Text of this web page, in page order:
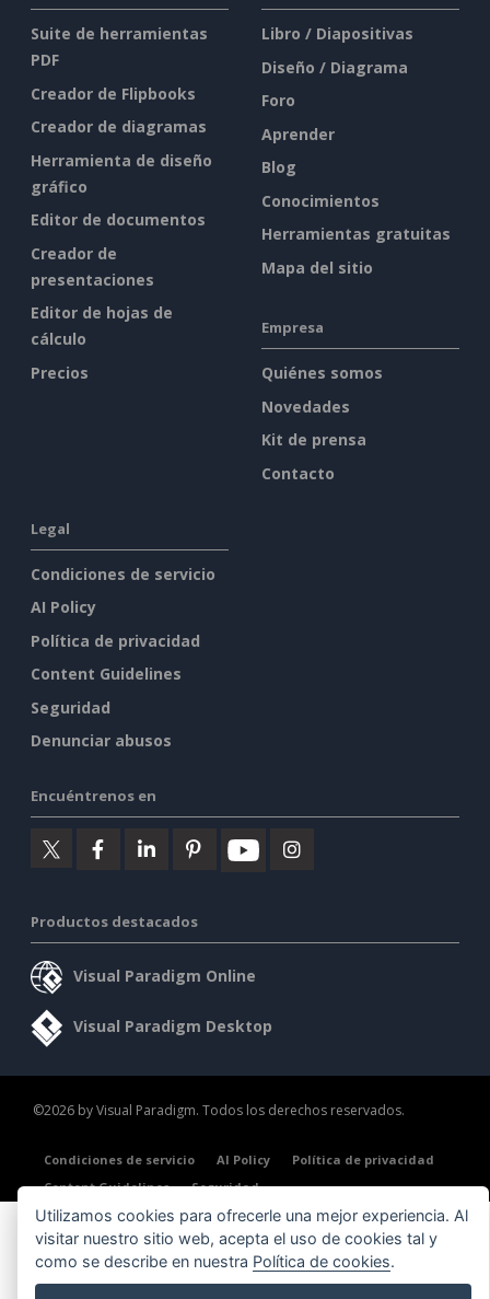
Suite de herramientas
PDF
Creador de Flipbooks
Creador de diagramas
Herramienta de diseño
gráfico
Editor de documentos
Creador de
presentaciones
Editor de hojas de
cálculo
Precios
Libro / Diapositivas
Diseño / Diagrama
Foro
Aprender
Blog
Conocimientos
Herramientas gratuitas
Mapa del sitio
Empresa
Quiénes somos
Novedades
Kit de prensa
Contacto
Legal
Condiciones de servicio
AI Policy
Política de privacidad
Content Guidelines
Seguridad
Denunciar abusos
Encuéntrenos en
Productos destacados
Visual Paradigm Online
Visual Paradigm Desktop
©2026 by Visual Paradigm. Todos los derechos reservados.
Condiciones de servicio AI Policy
Política de privacidad
Content Guidelines
Seguridad
Utilizamos cookies para ofrecerle una mejor experiencia. Al
visitar nuestro sitio web, acepta el uso de cookies tal y
como se describe en nuestra Política de cookies.